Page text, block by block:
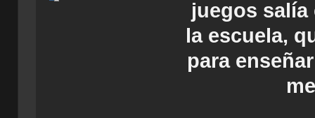
juegos salía
la escuela,
para